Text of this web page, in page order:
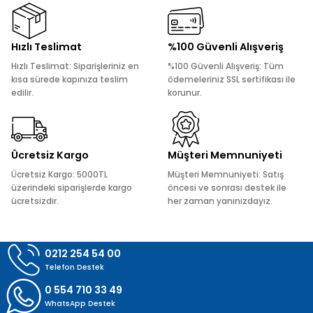
Ürün resmi kalitesiz, bozuk veya görüntülenemiyor.
Ürün bilgilerinde hatalar bulunuyor.
Ürün fiyatı diğer sitelerden daha pahalı.
Bu ürüne benzer farklı alternatifler olmalı.
Hızlı Teslimat
Hızlı Teslimat: Siparişleriniz en
kısa sürede kapınıza teslim
edilir.
%100 Güvenli Alışveriş
%100 Güvenli Alışveriş: Tüm
ödemeleriniz SSL sertifikası ile
korunur.
Ücretsiz Kargo
Ücretsiz Kargo: 5000TL
üzerindeki siparişlerde kargo
ücretsizdir.
Müşteri Memnuniyeti
Müşteri Memnuniyeti: Satış
öncesi ve sonrası destek ile
her zaman yanınızdayız.
0212 254 54 00
Telefon Destek
0 554 710 33 49
WhatsApp Destek